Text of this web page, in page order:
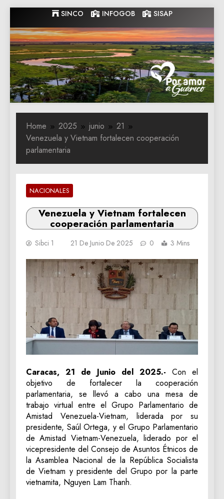
to
content
SINCO INFOGOB SISAP
Gobernacion
de Guarico
Gobernacion de Guarico
Home 2025 junio
21
Venezuela y Vietnam fortalecen cooperación
parlamentaria
NACIONALES
Venezuela y Vietnam fortalecen
cooperación parlamentaria
Sibci 1 21 De Junio De 2025 0 3 Mins
Caracas, 21 de Junio del 2025.- Con el
objetivo de fortalecer la cooperación
parlamentaria, se llevó a cabo una mesa de
trabajo virtual entre el Grupo Parlamentario de
Amistad Venezuela-Vietnam, liderada por su
presidente, Saúl Ortega, y el Grupo Parlamentario
de Amistad Vietnam-Venezuela, liderado por el
vicepresidente del Consejo de Asuntos Étnicos de
la Asamblea Nacional de la República Socialista
de Vietnam y presidente del Grupo por la parte
vietnamita, Nguyen Lam Thanh.